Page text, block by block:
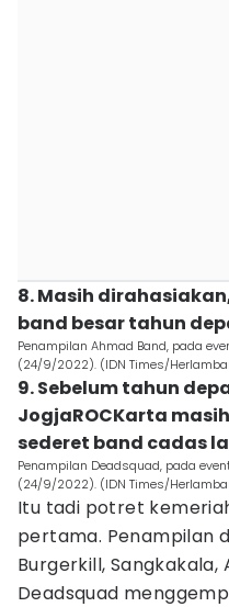
8. Masih
band besar tahun
Penampilan Ahmad Band, pada
(24/9/2022). (IDN Times/
9. Sebelum tahun
JogjaROCKarta
sederet band cadas
Penampilan Deadsquad, pada
(24/9/2022). (IDN Times/
Itu tadi potret
pertama. Penampilan
Burgerkill, Sangkakala,
Deadsquad